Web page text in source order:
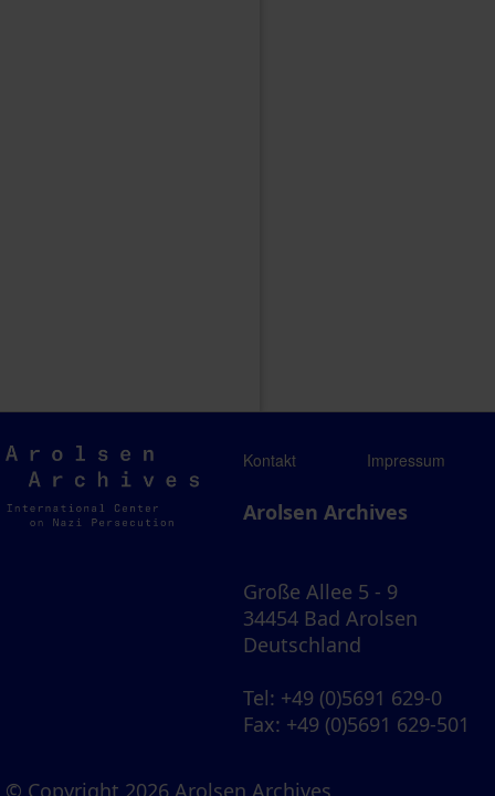
Arolsen
Archives
Kontakt Impressum
Arolsen Archives
Große Allee 5 - 9
34454 Bad Arolsen
Deutschland
Tel: +49 (0)5691 629-0
Fax: +49 (0)5691 629-501
© Copyright 2026 Arolsen Archives